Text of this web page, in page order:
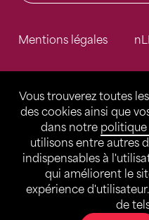
Vous trouverez toutes
des cookies ainsi que
dans notre
utilisons entre autres
indispensables à
qui améliorent le
expérience
de
Mentions légales